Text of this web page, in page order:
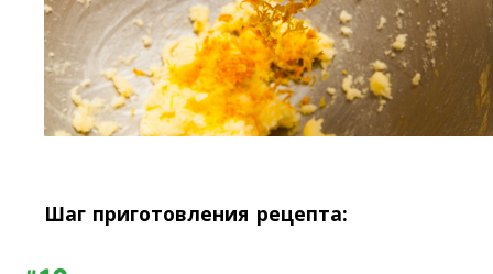
Шаг приготовления рецепта: